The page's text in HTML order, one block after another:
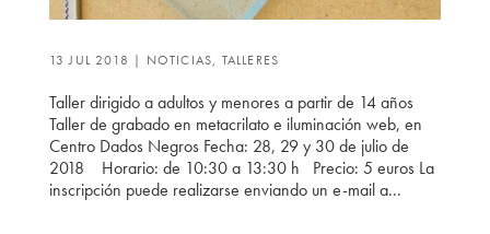
13 JUL 2018 | NOTICIAS, TALLERES
Taller dirigido a adultos y menores a partir de 14 años
Taller de grabado en metacrilato e iluminación web, en
Centro Dados Negros Fecha: 28, 29 y 30 de julio de
2018 Horario: de 10:30 a 13:30 h Precio: 5 euros La
inscripción puede realizarse enviando un e-mail a...